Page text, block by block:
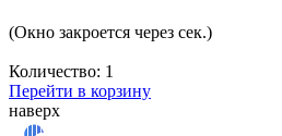
(Окно закроется через сек.)
Количество: 1
Перейти в корзину
наверх